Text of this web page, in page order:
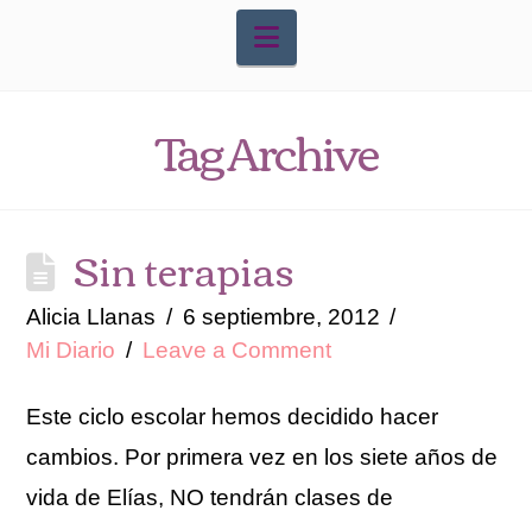
Navigation
Tag Archive
Sin terapias
Alicia Llanas
6 septiembre, 2012
Mi Diario
Leave a Comment
Este ciclo escolar hemos decidido hacer
cambios. Por primera vez en los siete años de
vida de Elías, NO tendrán clases de